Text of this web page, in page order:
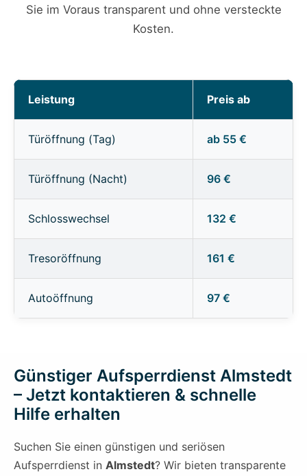
Sie im Voraus transparent und ohne versteckte
Kosten.
Leistung Preis ab
Türöffnung (Tag) ab 55 €
Türöffnung (Nacht) 96 €
Schlosswechsel 132 €
Tresoröffnung 161 €
Autoöffnung 97 €
Günstiger Aufsperrdienst Almstedt
– Jetzt kontaktieren & schnelle
Hilfe erhalten
Suchen Sie einen günstigen und seriösen
Aufsperrdienst in Almstedt? Wir bieten transparente